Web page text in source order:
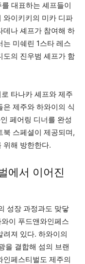
대표하는 셰프들이
와이키키의 미카 디파
데나 셰프가 참여해 하
미쉐린 1스타 레스
도의 진우범 셰프가 함
타나카 셰프와 제주
제주와 하와이의 식
페어링 디너를 완성
북 스페셜이 제공되며,
위해 방한한다.
에서 이어진
성장 과정과도 맞닿
이 푸드앤와인페스
져 있다. 하와이의
을 결합해 섬의 브랜
페스티벌도 제주의